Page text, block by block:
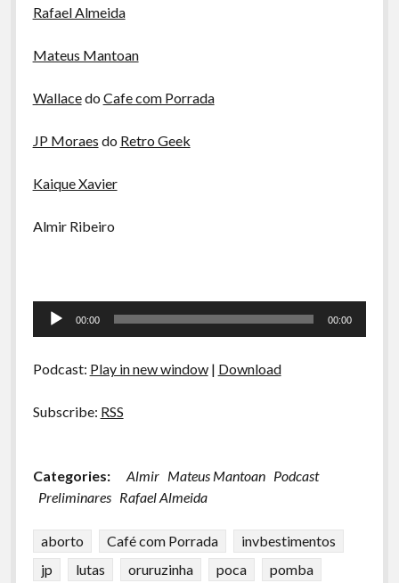
Rafael Almeida
Mateus Mantoan
Wallacedo Cafe com Porrada
JP Moraes do Retro Geek
Kaique Xavier
Almir Ribeiro
Tocador
00:00 00:00
Podcast: Play in new window| Download
Subscribe: RSS
Categories: Almir Mateus Mantoan Podcast
Preliminares Rafael Almeida
aborto Café com Porrada
invbestimentos
jp
lutas oruruzinha poca
pomba